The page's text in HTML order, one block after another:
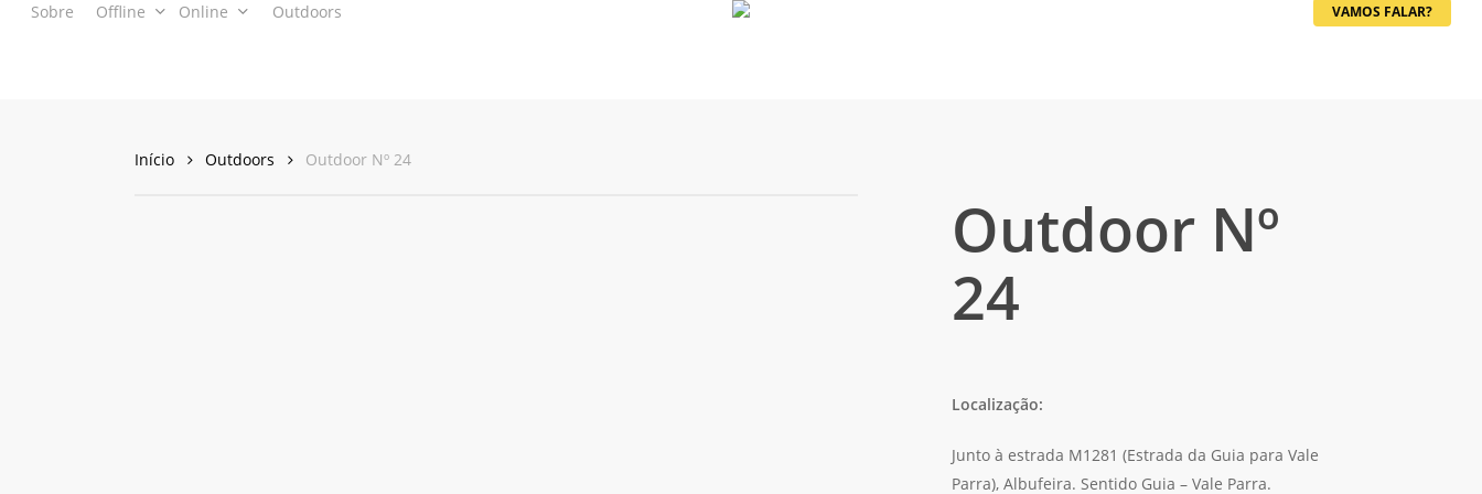
Sobre Offline Online Outdoors VAMOS FALAR?
Início Outdoors Outdoor Nº 24
Outdoor Nº
24
Localização:
Junto à estrada M1281 (Estrada da Guia para Vale
Parra), Albufeira. Sentido Guia – Vale Parra.